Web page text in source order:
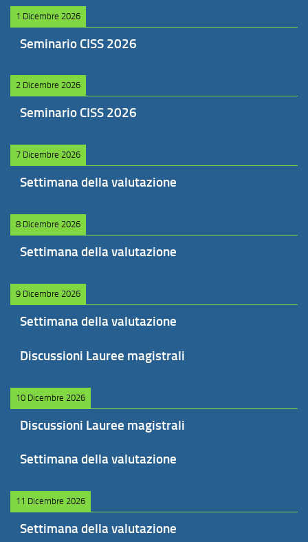
1 Dicembre 2026
Seminario CISS 2026
2 Dicembre 2026
Seminario CISS 2026
7 Dicembre 2026
Settimana della valutazione
8 Dicembre 2026
Settimana della valutazione
9 Dicembre 2026
Settimana della valutazione
Discussioni Lauree magistrali
10 Dicembre 2026
Discussioni Lauree magistrali
Settimana della valutazione
11 Dicembre 2026
Settimana della valutazione